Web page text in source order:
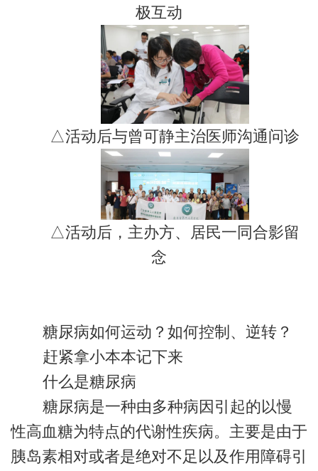
极互动
△活动后与曾可静主治医师沟通问诊
△活动后，主办方、居民一同合影留
念
糖尿病如何运动？如何控制、逆转？
赶紧拿小本本记下来
什么是糖尿病
糖尿病是一种由多种病因引起的以慢
性高血糖为特点的代谢性疾病。主要是由于
胰岛素相对或者是绝对不足以及作用障碍引